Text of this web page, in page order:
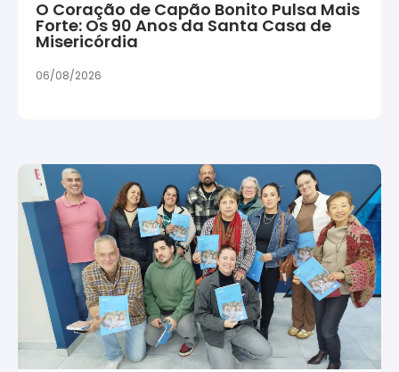
O Coração de Capão Bonito Pulsa Mais
Forte: Os 90 Anos da Santa Casa de
Misericórdia
06/08/2026